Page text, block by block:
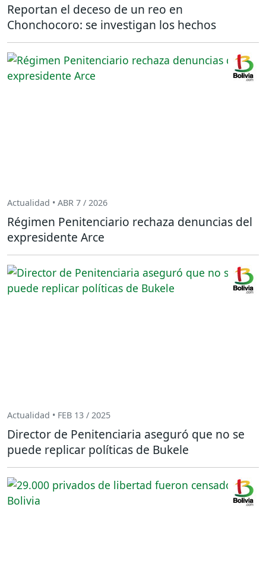
Reportan el deceso de un reo en
Chonchocoro: se investigan los hechos
Actualidad • ABR 7 / 2026
Régimen Penitenciario rechaza denuncias del
expresidente Arce
Actualidad • FEB 13 / 2025
Director de Penitenciaria aseguró que no se
puede replicar políticas de Bukele